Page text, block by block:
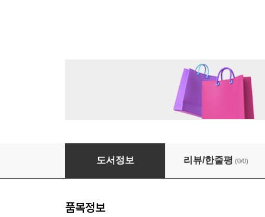
기다리던 너를 만났어
도서정보 리뷰/한줄평 (0/0)
품목정보